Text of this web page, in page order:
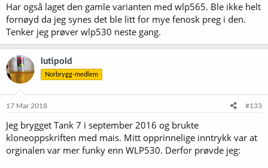
Har også laget den gamle varianten med wlp565. Ble ikke helt
fornøyd da jeg synes det ble litt for mye fenosk preg i den.
Tenker jeg prøver wlp530 neste gang.
lutipold
Norbrygg-medlem
17 Mar 2018 #133
Jeg brygget Tank 7 i september 2016 og brukte
kloneoppskriften med mais. Mitt opprinnelige inntrykk var at
orginalen var mer funky enn WLP530. Derfor prøvde jeg: